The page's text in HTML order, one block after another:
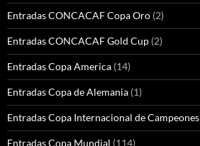
Entradas CONCACAF Copa Oro (2)
Entradas CONCACAF Gold Cup (2)
Entradas Copa America (14)
Entradas Copa de Alemania (1)
Entradas Copa Internacional de Campeones
Entradas Copa Mundial (114)